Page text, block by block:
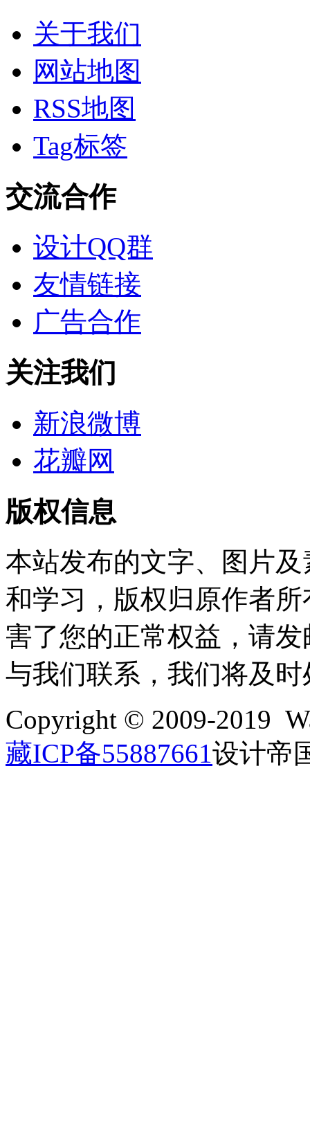
关于我们
网站地图
RSS地图
Tag标签
交流合作
设计QQ群
友情链接
广告合作
关注我们
新浪微博
花瓣网
版权信息
本站发布的文字、图片
和学习，版权归原作者
害了您的正常权益，请发
与我们联系，我们将及时
Copyright © 2009-2019
藏ICP备55887661设计帝